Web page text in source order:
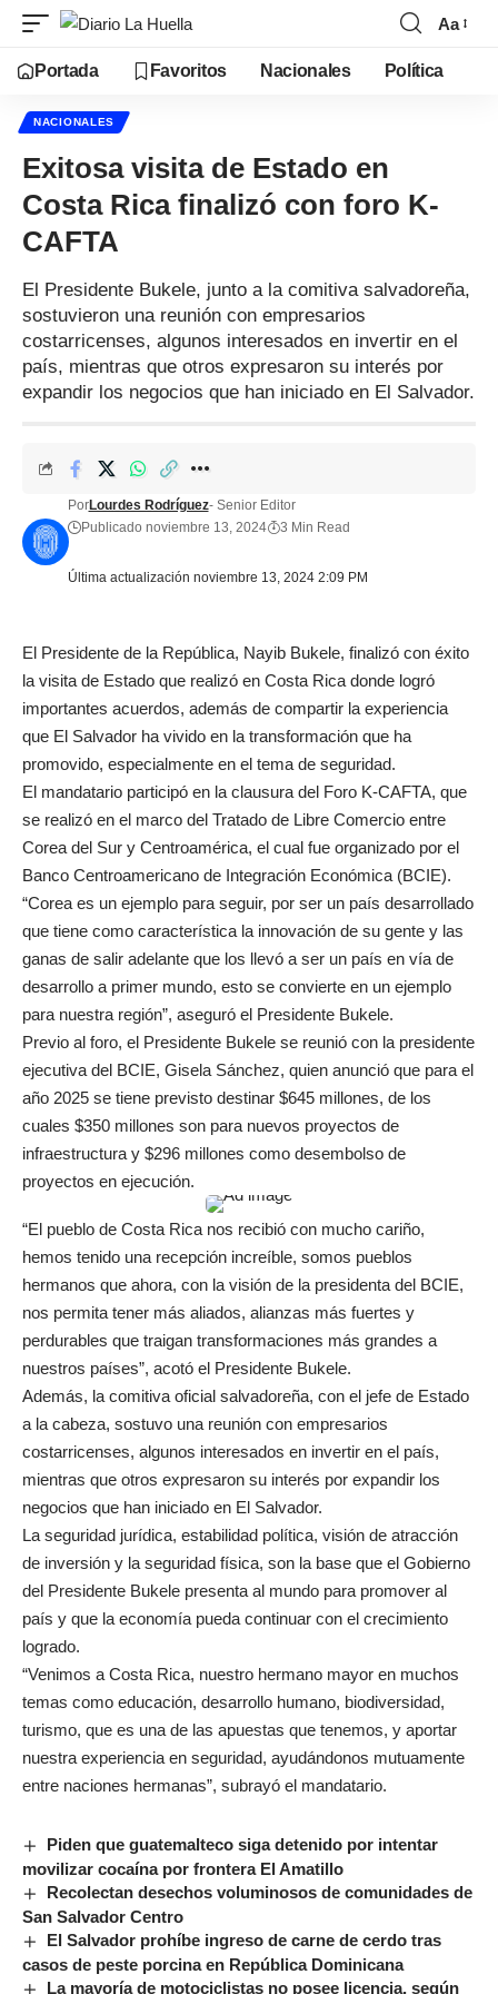
Aa
Portada Favoritos Nacionales Política
NACIONALES
Exitosa visita de Estado en
Costa Rica finalizó con foro K-
CAFTA
El Presidente Bukele, junto a la comitiva salvadoreña,
sostuvieron una reunión con empresarios
costarricenses, algunos interesados en invertir en el
país, mientras que otros expresaron su interés por
expandir los negocios que han iniciado en El Salvador.
Última actualización noviembre 13, 2024 2:09 PM
PorLourdes Rodríguez- Senior Editor
Publicado noviembre 13, 2024
3 Min Read
El Presidente de la República, Nayib Bukele, finalizó con éxito
la visita de Estado que realizó en Costa Rica donde logró
importantes acuerdos, además de compartir la experiencia
que El Salvador ha vivido en la transformación que ha
promovido, especialmente en el tema de seguridad.
El mandatario participó en la clausura del Foro K-CAFTA, que
se realizó en el marco del Tratado de Libre Comercio entre
Corea del Sur y Centroamérica, el cual fue organizado por el
Banco Centroamericano de Integración Económica (BCIE).
“Corea es un ejemplo para seguir, por ser un país desarrollado
que tiene como característica la innovación de su gente y las
ganas de salir adelante que los llevó a ser un país en vía de
desarrollo a primer mundo, esto se convierte en un ejemplo
para nuestra región”, aseguró el Presidente Bukele.
Previo al foro, el Presidente Bukele se reunió con la presidente
ejecutiva del BCIE, Gisela Sánchez, quien anunció que para el
año 2025 se tiene previsto destinar $645 millones, de los
cuales $350 millones son para nuevos proyectos de
infraestructura y $296 millones como desembolso de
proyectos en ejecución.
“El pueblo de Costa Rica nos recibió con mucho cariño,
hemos tenido una recepción increíble, somos pueblos
hermanos que ahora, con la visión de la presidenta del BCIE,
nos permita tener más aliados, alianzas más fuertes y
perdurables que traigan transformaciones más grandes a
nuestros países”, acotó el Presidente Bukele.
Además, la comitiva oficial salvadoreña, con el jefe de Estado
a la cabeza, sostuvo una reunión con empresarios
costarricenses, algunos interesados en invertir en el país,
mientras que otros expresaron su interés por expandir los
negocios que han iniciado en El Salvador.
La seguridad jurídica, estabilidad política, visión de atracción
de inversión y la seguridad física, son la base que el Gobierno
del Presidente Bukele presenta al mundo para promover al
país y que la economía pueda continuar con el crecimiento
logrado.
“Venimos a Costa Rica, nuestro hermano mayor en muchos
temas como educación, desarrollo humano, biodiversidad,
turismo, que es una de las apuestas que tenemos, y aportar
nuestra experiencia en seguridad, ayudándonos mutuamente
entre naciones hermanas”, subrayó el mandatario.
Piden que guatemalteco siga detenido por intentar
movilizar cocaína por frontera El Amatillo
Recolectan desechos voluminosos de comunidades de
San Salvador Centro
El Salvador prohíbe ingreso de carne de cerdo tras
casos de peste porcina en República Dominicana
La mayoría de motociclistas no posee licencia, según